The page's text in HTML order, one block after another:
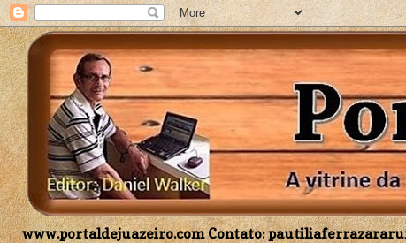
www.portaldejuazeiro.com Contato: